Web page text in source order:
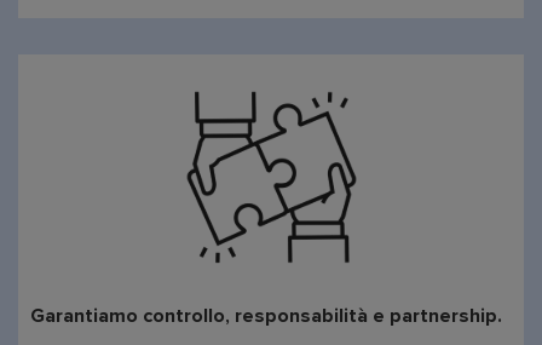
Garantiamo controllo, responsabilità e partnership.